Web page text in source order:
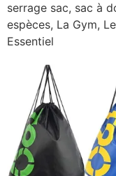
serrage sac, sac à
espèces, La Gym,
Essentiel